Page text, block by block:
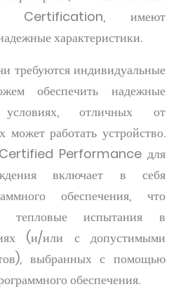
Certification, имеют
характеристики.
требуются индивидуальные
обеспечить надежные
отличных от
может работать устройство.
Performance для
включает в себя
обеспечения, что
тепловые испытания в
(и/или с допустимыми
выбранных с помощью
обеспечения.